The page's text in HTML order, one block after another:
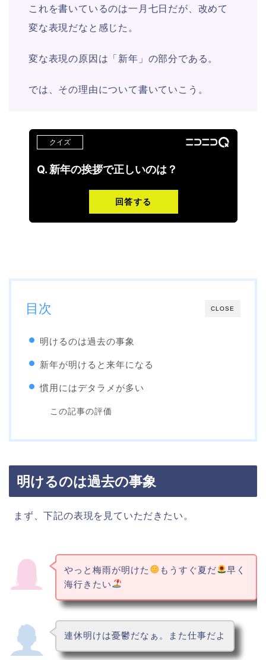
これを書いているのは一月七日だが、改めて
変な表現だなと感じた。
変な表現の原因は「新年」の部分である。
では、その理由について書いていこう。
CLOSE
目次
明けるのは過去の事象
新年が明けると来年になる
慣用にはデタラメが多い
この記事の評価
明けるのは過去の事象
まず、下記の表現を見ていただきたい。
やっと梅雨が明けた もうすぐ夏だ
早く
海行きたい
連休明けは憂鬱だなぁ。また仕事だよ